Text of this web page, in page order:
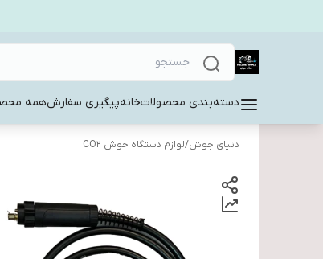
دسته‌بندی محصولاتخانهپیگیری سفارشهمه
دنیای جوش/لوازم دستگاه جوش CO2